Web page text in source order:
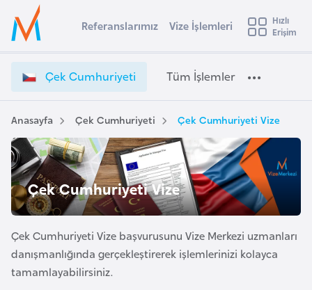
Ülke Seçimi
Başvuru yapmak istediğiniz ülkeyi seçin
Üye
Girişi
e
C
u
m
h
u
r
i
y
e
t
i
V
e
i
Referanslarımız Vize İşlemleri
Hızlı
Erişim
Çek Cumhuriyeti Tüm İşlemler
Anasayfa Çek Cumhuriyeti Çek Cumhuriyeti Vize
Çek Cumhuriyeti Vize
Çek Cumhuriyeti Vize başvurusunu Vize Merkezi uzmanları
danışmanlığında gerçekleştirerek işlemlerinizi kolayca
tamamlayabilirsiniz.
s
t
r
a
A
v
u
t
u
r